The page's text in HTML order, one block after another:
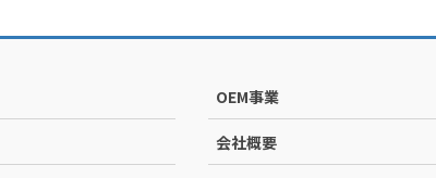
OEM事業
会社概要